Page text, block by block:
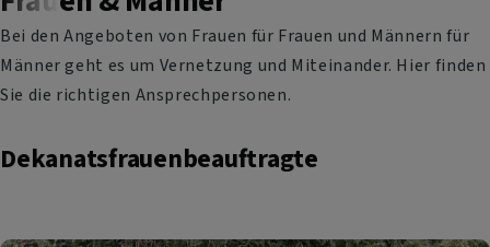
Bei den Angeboten von Frauen für Frauen und Männern für
Männer geht es um Vernetzung und Miteinander. Hier finden
Sie die richtigen Ansprechpersonen.
Dekanatsfrauenbeauftragte